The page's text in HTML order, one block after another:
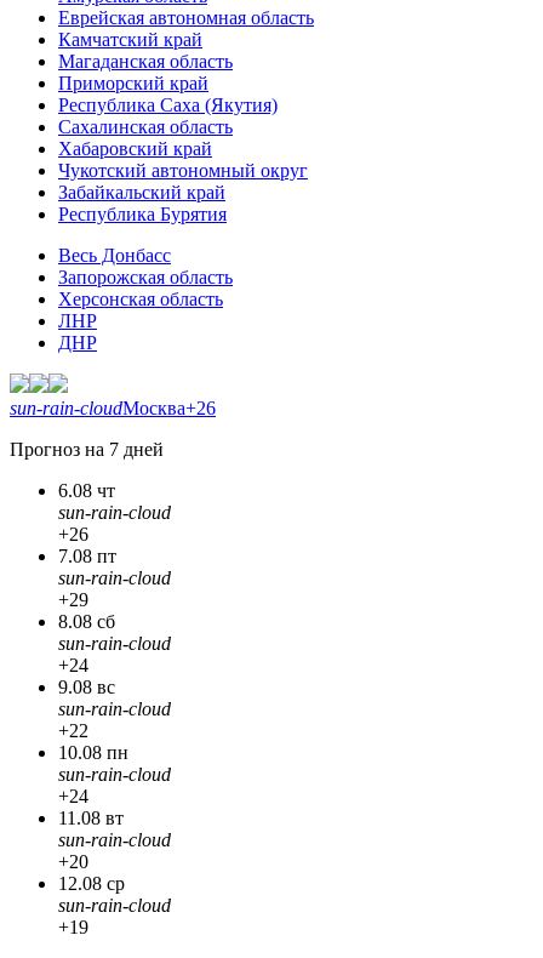
Еврейская автономная область
Камчатский край
Магаданская область
Приморский край
Республика Саха (Якутия)
Сахалинская область
Хабаровский край
Чукотский автономный округ
Забайкальский край
Республика Бурятия
Весь Донбасс
Запорожская область
Херсонская область
ЛНР
ДНР
sun-rain-cloudМосква+26
Прогноз на 7 дней
6.08 чт
sun-rain-cloud
+26
7.08 пт
sun-rain-cloud
+29
8.08 сб
sun-rain-cloud
+24
9.08 вс
sun-rain-cloud
+22
10.08 пн
sun-rain-cloud
+24
11.08 вт
sun-rain-cloud
+20
12.08 ср
sun-rain-cloud
+19